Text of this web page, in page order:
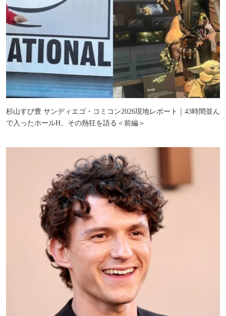
杉山すぴ豊 サンディエゴ・コミコン2026現地レポート｜43時間並ん
で入ったホールH、その熱狂を語る＜前編＞